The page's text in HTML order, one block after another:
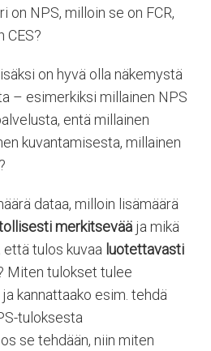
on NPS, milloin se on FCR,
CES?
on hyvä olla näkemystä
– esimerkiksi millainen NPS
entä millainen
kuvantamisesta, millainen
dataa, milloin lisämäärä
merkitsevää ja mikä
että tulos kuvaa luotettavasti
Miten tulokset tulee
kannattaako esim. tehdä
tuloksesta
se tehdään, niin miten